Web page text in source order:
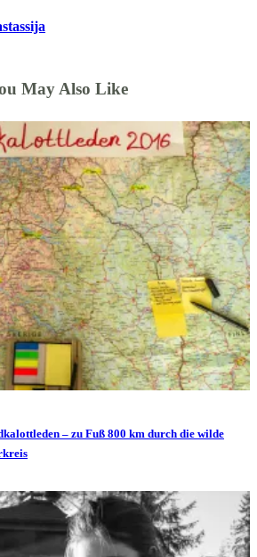
May Also Like
– zu Fuß 800 km durch die wilde